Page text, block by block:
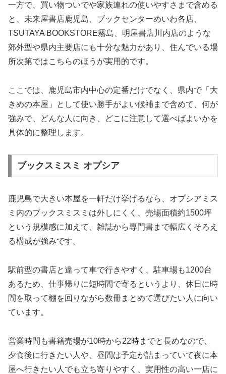
一方で、買い物ついでや家族連れの使いやすさまで含める
と、未来屋書店鹿児島、ブックセンターめいわ各店、
TSUTAYA BOOKSTORE霧島、明屋書店川内店のような
郊外型や県内主要店にも十分な魅力があり、住んでいる場
所次第ではこちらのほうが実用的です。
ここでは、鹿児島市内中心の定番だけでなく、県内で「大
きめの本屋」として使い勝手がよい候補まで含めて、何が
強みで、どんな人に向き、どこに注意して選べばよいかを
具体的に整理します。
ブックスミスミ オプシア
鹿児島で大きい本屋を一軒だけ挙げるなら、オプシアミス
ミ内のブックスミスミは外しにくく、売場面積約1500坪
という規模感に加えて、雑誌から専門書まで幅広くそろえ
る構成が強みです。
駅前型の書店と違って車で行きやすく、駐車場も1200台
あるため、仕事帰りに短時間で寄るというより、休日に時
間を取って棚を回りながら数冊まとめて選びたい人に向い
ています。
営業時間も書籍売場が10時から22時までと長めなので、
夕食後に行きたい人や、昼間は予定が詰まっていて夜に本
屋へ行きたい人でも立ち寄りやすく、実用性の高い一店に